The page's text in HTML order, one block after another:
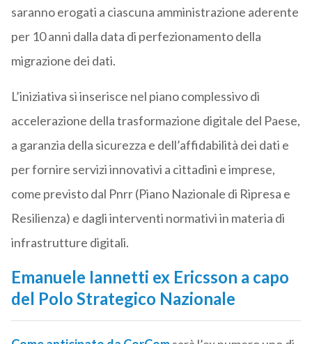
saranno erogati a ciascuna amministrazione aderente
per 10 anni dalla data di perfezionamento della
migrazione dei dati.
L’iniziativa si inserisce nel piano complessivo di
accelerazione della trasformazione digitale del Paese,
a garanzia della sicurezza e dell’affidabilità dei dati e
per fornire servizi innovativi a cittadini e imprese,
come previsto dal Pnrr (Piano Nazionale di Ripresa e
Resilienza) e dagli interventi normativi in materia di
infrastrutture digitali.
Emanuele Iannetti ex Ericsson a capo
del Polo Strategico Nazionale